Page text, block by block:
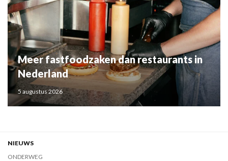
Meer fastfoodzaken dan restaurants in
Nederland
5 augustus 2026
NIEUWS
ONDERWEG